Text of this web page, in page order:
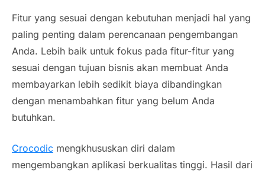
Fitur yang sesuai dengan kebutuhan menjadi hal yang
paling penting dalam perencanaan pengembangan
Anda. Lebih baik untuk fokus pada fitur-fitur yang
sesuai dengan tujuan bisnis akan membuat Anda
membayarkan lebih sedikit biaya dibandingkan
dengan menambahkan fitur yang belum Anda
butuhkan.
Crocodic mengkhususkan diri dalam
mengembangkan aplikasi berkualitas tinggi. Hasil dari